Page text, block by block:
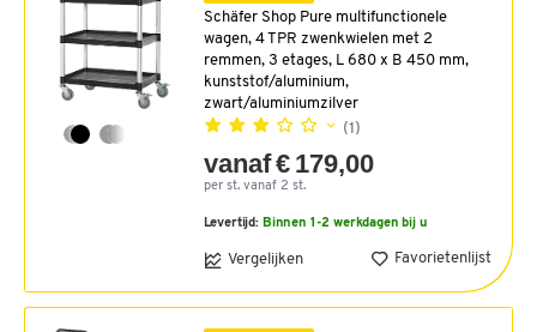
Schäfer Shop Pure multifunctionele
wagen, 4 TPR zwenkwielen met 2
remmen, 3 etages, L 680 x B 450 mm,
kunststof/aluminium,
zwart/aluminiumzilver
(1)
vanaf € 179,00
per st. vanaf 2 st.
Levertijd: Binnen 1-2 werkdagen bij u
Vergelijken Favorietenlijst